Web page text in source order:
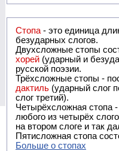
Стопа - это единица
безударных слогов.
Двухсложные стопы
хорей (ударный и
русской поэзии.
Трёхсложные стопы -
дактиль (ударный слог
слог третий).
Четырёхсложная стопа
любого из четырёх
на втором слоге и так
Пятисложная стопа
Больше о стопах